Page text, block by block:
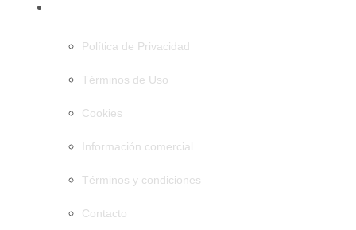
Política de Privacidad
Términos de Uso
Cookies
Información comercial
Términos y condiciones
Contacto